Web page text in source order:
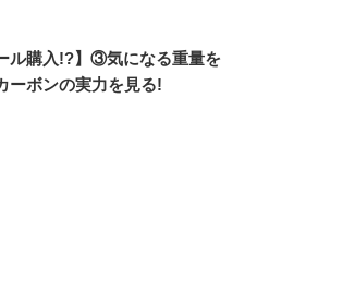
b
o
a
ル購入!?】③気になる重量を
ーボンの実力を見る!